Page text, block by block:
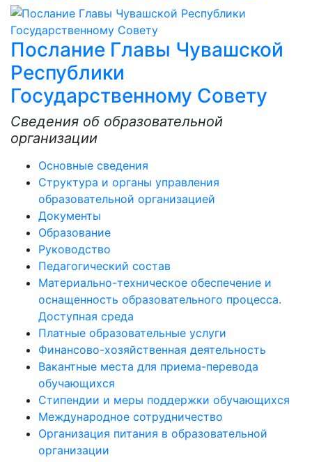
Послание Главы Чувашской
Республики
Государственному Совету
Сведения об образовательной
организации
Основные сведения
Структура и органы управления
образовательной организацией
Документы
Образование
Руководство
Педагогический состав
Материально-техническое обеспечение и
оснащенность образовательного процесса.
Доступная среда
Платные образовательные услуги
Финансово-хозяйственная деятельность
Вакантные места для приема-перевода
обучающихся
Стипендии и меры поддержки обучающихся
Международное сотрудничество
Организация питания в образовательной
организации